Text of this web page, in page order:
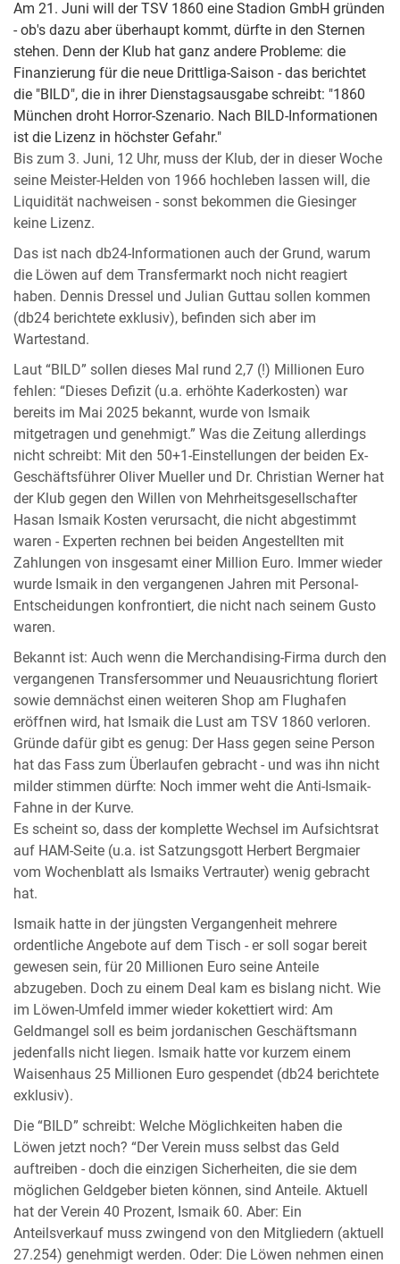
Am 21. Juni will der TSV 1860 eine Stadion GmbH gründen
- ob's dazu aber überhaupt kommt, dürfte in den Sternen
stehen. Denn der Klub hat ganz andere Probleme: die
Finanzierung für die neue Drittliga-Saison - das berichtet
die "BILD", die in ihrer Dienstagsausgabe schreibt: "1860
München droht Horror-Szenario. Nach BILD-Informationen
ist die Lizenz in höchster Gefahr."
Bis zum 3. Juni, 12 Uhr, muss der Klub, der in dieser Woche
seine Meister-Helden von 1966 hochleben lassen will, die
Liquidität nachweisen - sonst bekommen die Giesinger
keine Lizenz.
Das ist nach db24-Informationen auch der Grund, warum
die Löwen auf dem Transfermarkt noch nicht reagiert
haben. Dennis Dressel und Julian Guttau sollen kommen
(db24 berichtete exklusiv), befinden sich aber im
Wartestand.
Laut “BILD” sollen dieses Mal rund 2,7 (!) Millionen Euro
fehlen: “Dieses Defizit (u.a. erhöhte Kaderkosten) war
bereits im Mai 2025 bekannt, wurde von Ismaik
mitgetragen und genehmigt.” Was die Zeitung allerdings
nicht schreibt: Mit den 50+1-Einstellungen der beiden Ex-
Geschäftsführer Oliver Mueller und Dr. Christian Werner hat
der Klub gegen den Willen von Mehrheitsgesellschafter
Hasan Ismaik Kosten verursacht, die nicht abgestimmt
waren - Experten rechnen bei beiden Angestellten mit
Zahlungen von insgesamt einer Million Euro. Immer wieder
wurde Ismaik in den vergangenen Jahren mit Personal-
Entscheidungen konfrontiert, die nicht nach seinem Gusto
waren.
Bekannt ist: Auch wenn die Merchandising-Firma durch den
vergangenen Transfersommer und Neuausrichtung floriert
sowie demnächst einen weiteren Shop am Flughafen
eröffnen wird, hat Ismaik die Lust am TSV 1860 verloren.
Gründe dafür gibt es genug: Der Hass gegen seine Person
hat das Fass zum Überlaufen gebracht - und was ihn nicht
milder stimmen dürfte: Noch immer weht die Anti-Ismaik-
Fahne in der Kurve.
Es scheint so, dass der komplette Wechsel im Aufsichtsrat
auf HAM-Seite (u.a. ist Satzungsgott Herbert Bergmaier
vom Wochenblatt als Ismaiks Vertrauter) wenig gebracht
hat.
Ismaik hatte in der jüngsten Vergangenheit mehrere
ordentliche Angebote auf dem Tisch - er soll sogar bereit
gewesen sein, für 20 Millionen Euro seine Anteile
abzugeben. Doch zu einem Deal kam es bislang nicht. Wie
im Löwen-Umfeld immer wieder kokettiert wird: Am
Geldmangel soll es beim jordanischen Geschäftsmann
jedenfalls nicht liegen. Ismaik hatte vor kurzem einem
Waisenhaus 25 Millionen Euro gespendet (db24 berichtete
exklusiv).
Die “BILD” schreibt: Welche Möglichkeiten haben die
Löwen jetzt noch? “Der Verein muss selbst das Geld
auftreiben - doch die einzigen Sicherheiten, die sie dem
möglichen Geldgeber bieten können, sind Anteile. Aktuell
hat der Verein 40 Prozent, Ismaik 60. Aber: Ein
Anteilsverkauf muss zwingend von den Mitgliedern (aktuell
27.254) genehmigt werden. Oder: Die Löwen nehmen einen